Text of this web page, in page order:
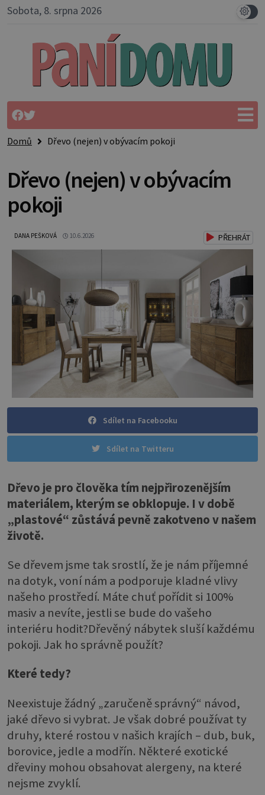
Sobota, 8. srpna 2026
Domů Dřevo (nejen) v obývacím pokoji
Dřevo (nejen) v obývacím
pokoji
DANA PEŠKOVÁ 10.6.2026 PŘEHRÁT
Sdílet na Facebooku
Sdílet na Twitteru
Dřevo je pro člověka tím nejpřirozenějším
materiálem, kterým se obklopuje. I v době
„plastové“ zůstává pevně zakotveno v našem
životě.
Se dřevem jsme tak srostlí, že je nám příjemné
na dotyk, voní nám a podporuje kladné vlivy
našeho prostředí. Máte chuť pořídit si 100%
masiv a nevíte, jestli se bude do vašeho
interiéru hodit?Dřevěný nábytek sluší každému
pokoji. Jak ho správně použít?
Které tedy?
Neexistuje žádný „zaručeně správný“ návod,
jaké dřevo si vybrat. Je však dobré používat ty
druhy, které rostou v našich krajích – dub, buk,
borovice, jedle a modřín. Některé exotické
dřeviny mohou obsahovat alergeny, na které
nejsme zvyklí.